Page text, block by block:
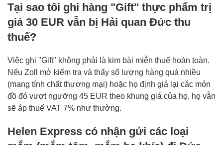
Tại sao tôi ghi hàng "Gift" thực phẩm trị
giá 30 EUR vẫn bị Hải quan Đức thu
thuế?
Việc ghi "Gift" không phải là kim bài miễn thuế hoàn toàn.
Nếu Zoll mở kiểm tra và thấy số lượng hàng quá nhiều
(mang tính chất thương mại) hoặc họ định giá lại các món
đồ đó vượt ngưỡng 45 EUR theo khung giá của họ, họ vẫn
sẽ áp thuế VAT 7% như thường.
Helen Express có nhận gửi các loại